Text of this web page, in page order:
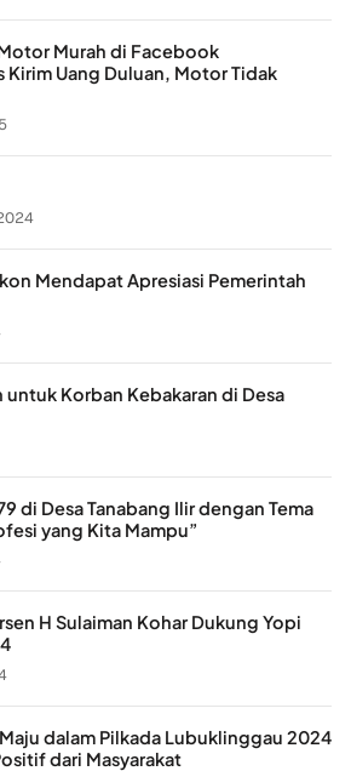
Murah di Facebook
Uang Duluan, Motor Tidak
Mendapat Apresiasi Pemerintah
untuk Korban Kebakaran di Desa
di Desa Tanabang Ilir dengan Tema
yang Kita Mampu”
H Sulaiman Kohar Dukung Yopi
dalam Pilkada Lubuklinggau 2024
dari Masyarakat